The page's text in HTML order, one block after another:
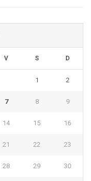
V S D
1 2
7 8 9
14 15 16
21 22 23
28 29 30